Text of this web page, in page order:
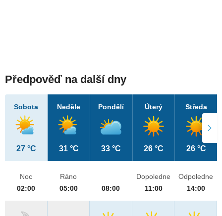
Předpověď na další dny
Sobota
27 °C
Neděle
31 °C
Pondělí
33 °C
Úterý
26 °C
Středa
26 °C
Noc
02:00
Ráno
05:00
08:00
Dopoledne
11:00
Odpoledne
14:00